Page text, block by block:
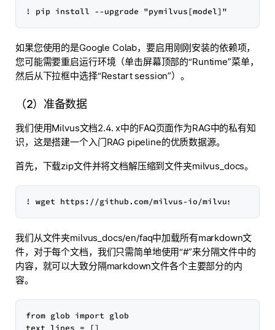
如果您使用的是Google Colab，要启用刚刚安装的依赖项，
您可能需要重启运行环境（单击屏幕顶部的“Runtime”菜单，
然后从下拉框中选择“Restart session”）。
（2）准备数据
我们使用Milvus文档2.4. x中的FAQ页面作为RAG中的私有知
识，这是搭建一个入门RAG pipeline的优质数据源。
首先，下载zip文件并将文档解压缩到文件夹milvus_docs。
我们从文件夹milvus_docs/en/faq中加载所有markdown文
件，对于每个文档，我们只需简单地使用“#”来分隔文件中的
内容，就可以大致分隔markdown文件各个主要部分的内
容。
from glob import glob
text_lines = []